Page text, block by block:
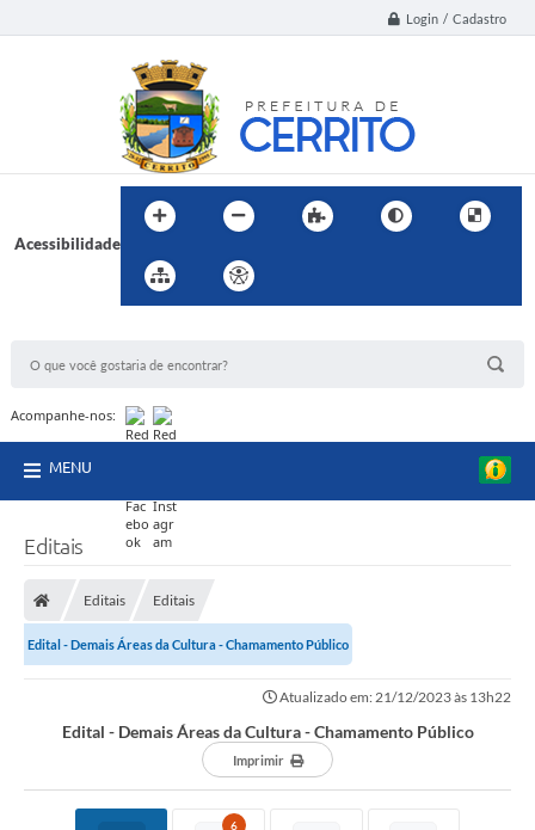
Login / Cadastro
Acessibilidade
Acompanhe-nos:
MENU
Editais
Editais Editais
Edital - Demais Áreas da Cultura - Chamamento Público
Atualizado em: 21/12/2023 às 13h22
Edital - Demais Áreas da Cultura - Chamamento Público
Imprimir
6